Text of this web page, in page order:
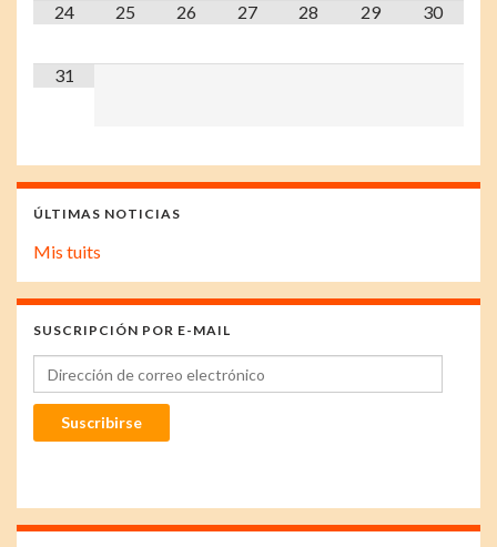
24 25 26 27 28 29 30
31
ÚLTIMAS NOTICIAS
Mis tuits
SUSCRIPCIÓN POR E-MAIL
Dirección de correo electrónico
Suscribirse